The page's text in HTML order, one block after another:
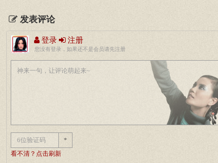
发表评论
登录 注册
您没有登录，如果还不是会员请先注册
*
看不清？点击刷新